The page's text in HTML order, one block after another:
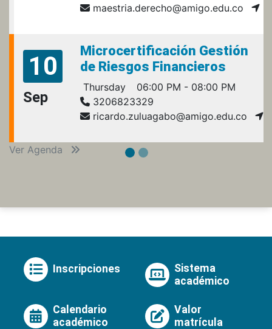
maestria.derecho@amigo.edu.co
10
Sep
Microcertificación Gestión
de Riesgos Financieros
Thursday
06:00 PM - 08:00 PM
3206823329
ricardo.zuluagabo@amigo.edu.co
Ver Agenda
Inscripciones
Sistema
académico
Calendario
académico
Valor
matrícula